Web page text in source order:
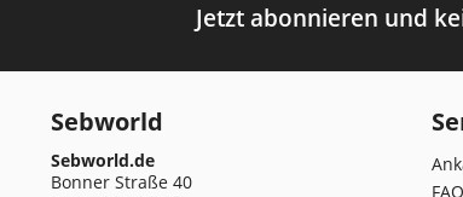
Jetzt abonnieren und
Sebworld
Sebworld.de
Bonner Straße 40